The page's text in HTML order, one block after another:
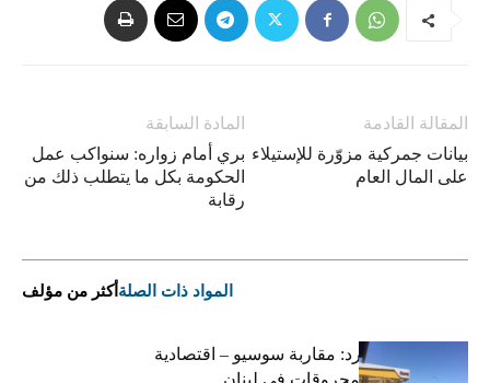
المادة السابقة
بري أمام زواره: سنواكب عمل
الحكومة بكل ما يتطلب ذلك من
رقابة
المقالة القادمة
بيانات جمركية مزوّرة للإستيلاء
على المال العام
المواد ذات الصلة أكثر من مؤلف
التضخم المستورد: مقاربة سوسيو – اقتصادية
لارتفاع أسعار المحروقات في لبنان